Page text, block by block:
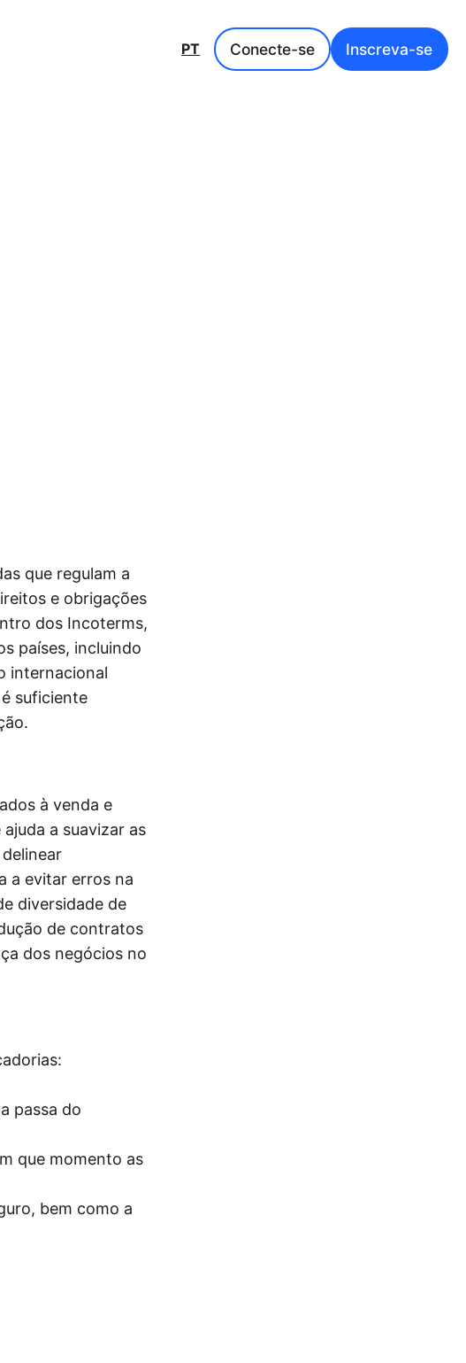
PT Conecte-se Inscreva-se
que regulam a
e obrigações
dos Incoterms,
países, incluindo
internacional
suficiente
à venda e
a suavizar as
a evitar erros na
diversidade de
de contratos
dos negócios no
passa do
que momento as
bem como a